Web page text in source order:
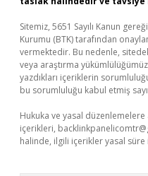
Sitemiz, 5651 Sayılı Kanun
Kurumu (BTK) tarafından
vermektedir. Bu nedenle,
veya araştırma
yazdıkları içeriklerin
bu sorumluluğu kabul etmiş
Hukuka ve yasal
içerikleri,
halinde, ilgili içerikler yasal süre